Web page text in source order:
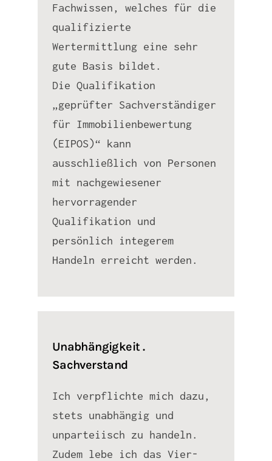
Fachwissen, welches für die
qualifizierte
Wertermittlung eine sehr
gute Basis bildet.
Die Qualifikation
„geprüfter Sachverständiger
für Immobilienbewertung
(EIPOS)“ kann
ausschließlich von Personen
mit nachgewiesener
hervorragender
Qualifikation und
persönlich integerem
Handeln erreicht werden.
Unabhängigkeit .
Sachverstand
Ich verpflichte mich dazu,
stets unabhängig und
unparteiisch zu handeln.
Zudem lebe ich das Vier-